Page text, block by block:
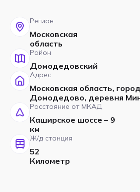
Регион
Московская
область
Район
Домодедовский
Адрес
Московская область,
Домодедово, деревня
Расстояние от МКАД
Каширское шоссе – 9
км
Ж/д станция
52
Километр